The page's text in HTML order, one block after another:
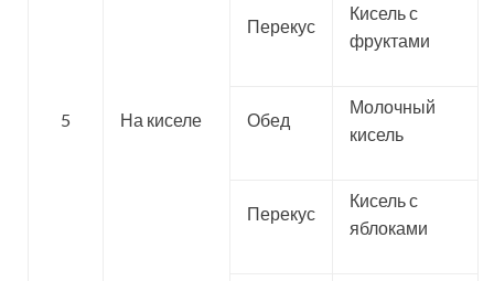
5 На киселе
Перекус
Кисель с
фруктами
Обед
Молочный
кисель
Перекус
Кисель с
яблоками